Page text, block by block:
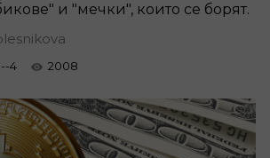
и "мечки", които се борят.
4 2008